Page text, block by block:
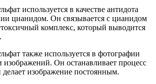
используется в качестве антидота
цианидом. Он связывается с цианидом
комплекс, который выводится
также используется в фотографии
изображений. Он останавливает процесс
делает изображение постоянным.